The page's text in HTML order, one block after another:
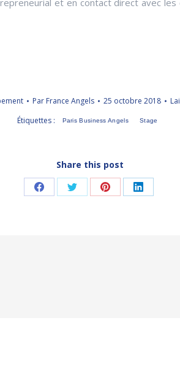
et en contact direct avec
Par France Angels 25 octobre 2018
Étiquettes :
Paris Business Angels Stage
Share this post
PartagerPartagerPartagerPartager